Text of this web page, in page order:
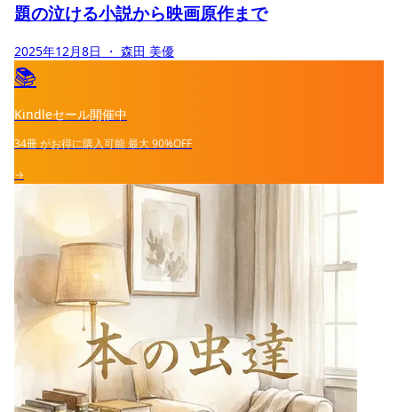
題の泣ける小説から映画原作まで
2025年12月8日 ・ 森田 美優
📚
Kindleセール開催中
34冊がお得に購入可能最大90%OFF
→